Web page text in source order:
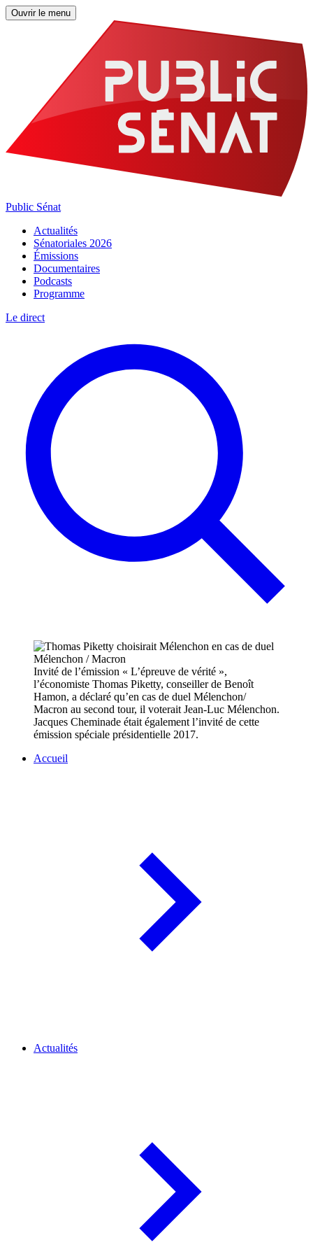
Ouvrir le menu
Public Sénat
Actualités
Sénatoriales 2026
Émissions
Documentaires
Podcasts
Programme
Le direct
Invité de l’émission « L’épreuve de vérité »,
l’économiste Thomas Piketty, conseiller de Benoît
Hamon, a déclaré qu’en cas de duel Mélenchon/
Macron au second tour, il voterait Jean-Luc Mélenchon.
Jacques Cheminade était également l’invité de cette
émission spéciale présidentielle 2017.
Accueil
Actualités